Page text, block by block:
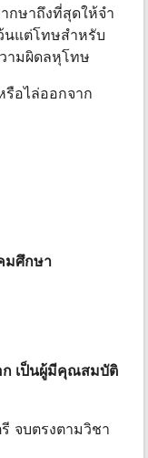
กษาถึงที่สุดให้จํา
นแต่โทษสําหรับ
ามผิดลหุโทษ
อไล่ออกจาก
มศึกษา
เป็นผู้มีคุณสมบัติ
จบตรงตามวิชา